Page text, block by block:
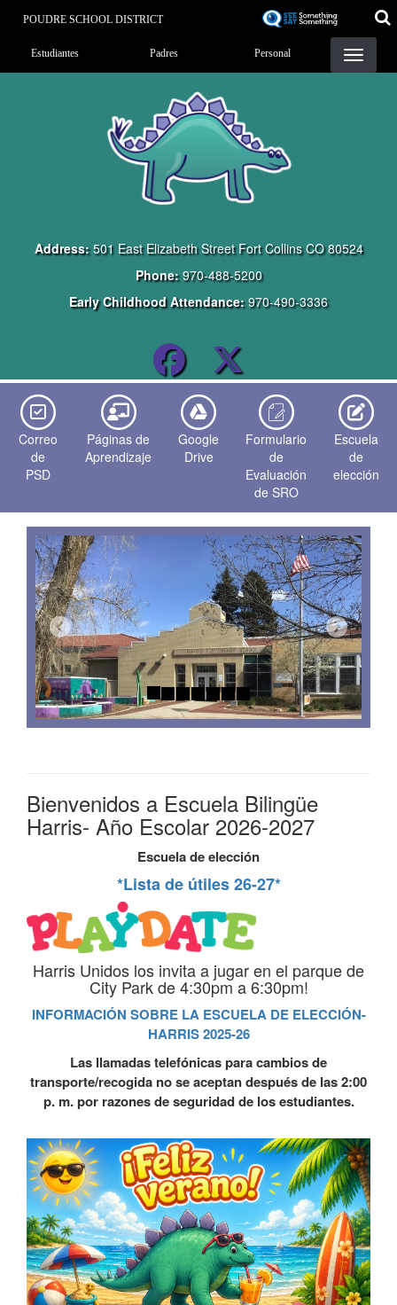
principal
POUDRE SCHOOL DISTRICT
Landing Page Menu
Estudiantes Padres Personal
Address:501 East Elizabeth Street Fort Collins CO 80524
Phone: 970-488-5200
Early Childhood Attendance: 970-490-3336
Correo
de
PSD
Páginas de
Aprendizaje
Google
Drive
Formulario
de
Evaluación
de SRO
Escuela
de
elección
Previous Next
Bienvenidos a Escuela Bilingüe
Harris- Año Escolar 2026-2027
Escuela de elección
*Lista de útiles 26-27*
Harris Unidos los invita a jugar en el parque de
City Park de 4:30pm a 6:30pm!
INFORMACIÓN SOBRE LA ESCUELA DE ELECCIÓN-
HARRIS 2025-26
Las llamadas telefónicas para cambios de
transporte/recogida no se aceptan después de las 2:00
p. m. por razones de seguridad de los estudiantes.